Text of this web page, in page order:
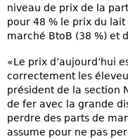
niveau de prix de la
pour 48 % le prix du
marché BtoB (38 %) et
«Le prix d’aujourd’hui
correctement les
président de la section
de fer avec la grande
perdre des parts de
assume pour ne pas